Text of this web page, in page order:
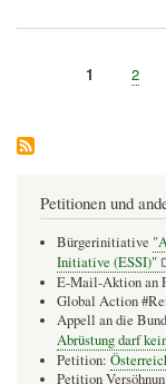
Seitennummerierung
Seite
1 Seite
2
Petitionen und
Bürgerinitiative
Initiative (ESSI)"
E-Mail-Aktion an
Global Action
Appell an die
Abrüstung darf
Petition:
Petition